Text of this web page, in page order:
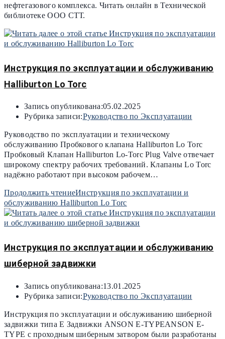
нефтегазового комплекса. Читать онлайн в Технической
библиотеке ООО СТТ.
Инструкция по эксплуатации и обслуживанию
Halliburton Lo Torc
Запись опубликована:05.02.2025
Рубрика записи:Руководство по Эксплуатации
Руководство по эксплуатации и техническому
обслуживанию Пробкового клапана Halliburton Lo Torc
Пробковый Клапан Halliburton Lo-Torc Plug Valve отвечает
широкому спектру рабочих требований. Клапаны Lo Torc
надёжно работают при высоком рабочем…
Продолжить чтениеИнструкция по эксплуатации и
обслуживанию Halliburton Lo Torc
Инструкция по эксплуатации и обслуживанию
шиберной задвижки
Запись опубликована:13.01.2025
Рубрика записи:Руководство по Эксплуатации
Инструкция по эксплуатации и обслуживанию шиберной
задвижки типа E Задвижки ANSON E-TYPEANSON E-
TYPE с проходным шиберным затвором были разработаны